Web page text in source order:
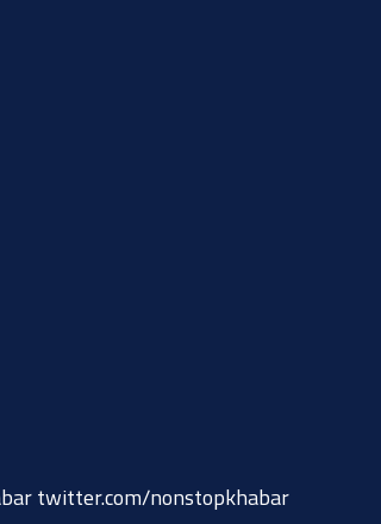
twitter.com/nonstopkhabar